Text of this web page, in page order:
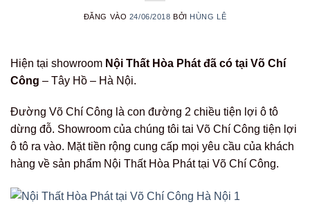
ĐĂNG VÀO 24/06/2018 BỞI HÙNG LÊ
Hiện tại showroom Nội Thất Hòa Phát đã có tại Võ Chí
Công – Tây Hồ – Hà Nội.
Đường Võ Chí Công là con đường 2 chiều tiện lợi ô tô
dừng đỗ. Showroom của chúng tôi tai Võ Chí Công tiện lợi
ô tô ra vào. Mặt tiền rộng cung cấp mọi yêu cầu của khách
hàng về sản phẩm Nội Thất Hòa Phát tại Võ Chí Công.